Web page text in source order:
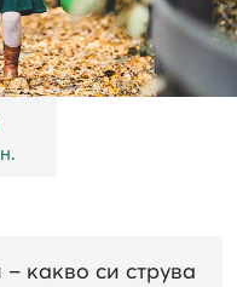
Деца Съвети
какво си струва